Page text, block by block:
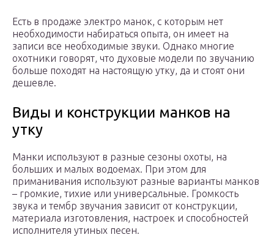
Есть в продаже электро манок, с которым нет
необходимости набираться опыта, он имеет на
записи все необходимые звуки. Однако многие
охотники говорят, что духовые модели по звучанию
больше походят на настоящую утку, да и стоят они
дешевле.
Виды и конструкции манков на
утку
Манки используют в разные сезоны охоты, на
больших и малых водоемах. При этом для
приманивания используют разные варианты манков
– громкие, тихие или универсальные. Громкость
звука и тембр звучания зависит от конструкции,
материала изготовления, настроек и способностей
исполнителя утиных песен.